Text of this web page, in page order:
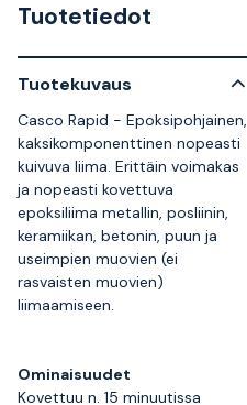
Tuotetiedot
Tuotekuvaus
Casco Rapid - Epoksipohjainen,
kaksikomponenttinen nopeasti
kuivuva liima. Erittäin voimakas
ja nopeasti kovettuva
epoksiliima metallin, posliinin,
keramiikan, betonin, puun ja
useimpien muovien (ei
rasvaisten muovien)
liimaamiseen.
Ominaisuudet
Kovettuu n. 15 minuutissa